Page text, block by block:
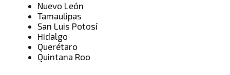
Nuevo León
Tamaulipas
San Luis Potosí
Hidalgo
Querétaro
Quintana Roo